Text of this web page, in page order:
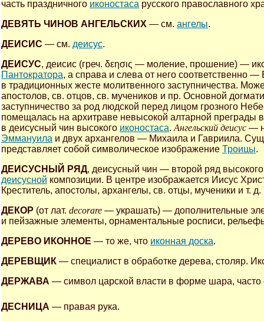
часть праздничного иконостаса русского православного
ДЕВЯТЬ ЧИНОВ АНГЕЛЬСКИХ — см. ангелы.
ДЕИСИС — см. деисус.
ДЕИСУС, деисис (греч. δεησις — моление, прошение) —
Пантократора, а справа и слева от него соответственно
в традиционных жесте молитвенного заступничества.
апостолов, св. отцов, св. мучеников и пр. Основной
заступничество за род людской перед лицом грозного
помещалась на архитраве невысокой алтарной преграды
в деисусный чин высокого иконостаса. Ангельский деисус —
Эммануила и двух архангелов — Михаила и Гавриила.
представляет собой символическое изображение Троицы.
ДЕИСУСНЫЙ РЯД, деисусный чин — второй ряд
деисусной композиции. В центре изображается Иисус
Креститель, апостолы, архангелы, св. отцы, мученики и т. д.
ДЕКОР (от лат. decorare — украшать) — дополнительные
и пейзажные элементы, орнаментальные росписи,
ДЕРЕВО ИКОННОЕ — то же, что иконная доска.
ДЕРЕВЩИК — специалист в обработке дерева, столяр.
ДЕРЖАВА — символ царской власти в форме шара, часто
ДЕСНИЦА — правая рука.